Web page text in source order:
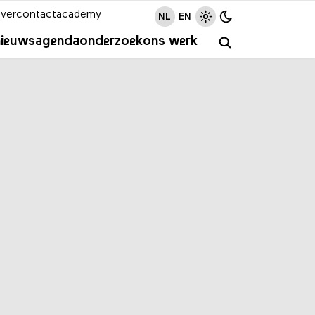
agendaonderzoekons werk
contactacademy NL EN